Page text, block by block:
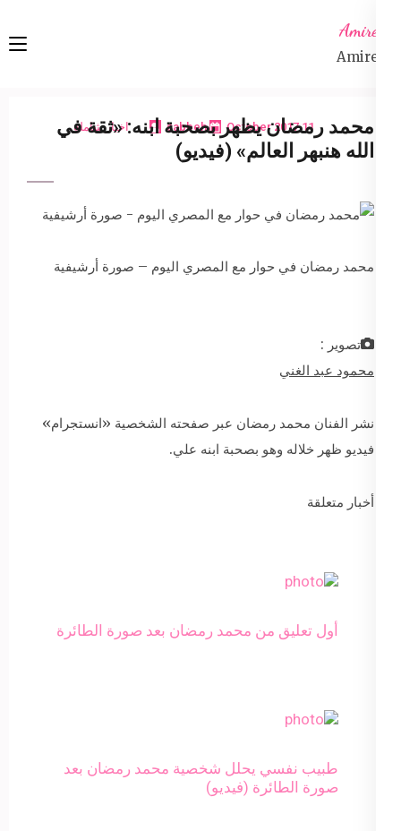
content
Amireta
Amireta
11 October 2017
sabbeh اخبار شاملة
محمد رمضان يظهر بصحبة ابنه: «ثقة في
الله هنبهر العالم» (فيديو)
محمد رمضان في حوار مع المصري اليوم – صورة أرشيفية
تصوير :
محمود عبد الغني
نشر الفنان محمد رمضان عبر صفحته الشخصية «انستجرام»
فيديو ظهر خلاله وهو بصحبة ابنه علي.
أخبار متعلقة
أول تعليق من محمد رمضان بعد صورة الطائرة
طبيب نفسي يحلل شخصية محمد رمضان بعد
صورة الطائرة (فيديو)